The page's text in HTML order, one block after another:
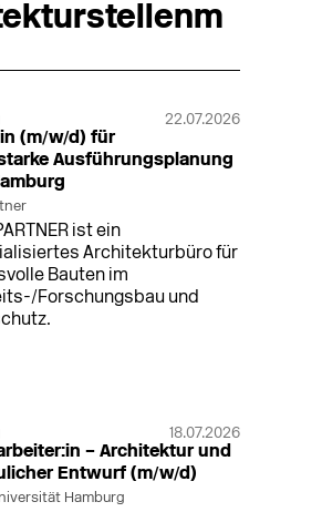
22.07.2026
(m/w/d) für
Ausführungsplanung
ist ein
Architekturbüro für
Bauten im
Forschungsbau und
18.07.2026
– Architektur und
Entwurf (m/w/d)
Hamburg